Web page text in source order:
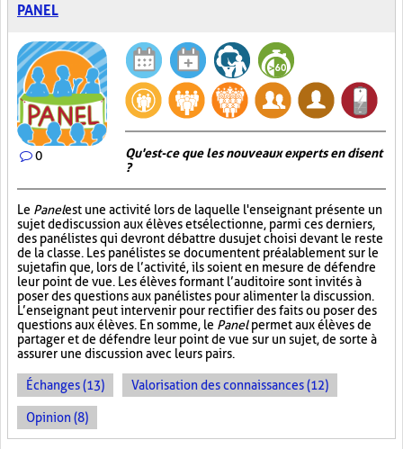
PANEL
0
Qu'est-ce que les nouveaux experts en disent
?
Le Panelest une activité lors de laquelle l'enseignant présente un
sujet de discussion aux élèves et sélectionne, parmi ces derniers,
des panélistes qui devront débattre du sujet choisi devant le reste
de la classe. Les panélistes se documentent préalablement sur le
sujet afin que, lors de l’activité, ils soient en mesure de défendre
leur point de vue. Les élèves formant l’auditoire sont invités à
poser des questions aux panélistes pour alimenter la discussion.
L’enseignant peut intervenir pour rectifier des faits ou poser des
questions aux élèves. En somme, le Panelpermet aux élèves de
partager et de défendre leur point de vue sur un sujet, de sorte à
assurer une discussion avec leurs pairs.
Échanges (13) Valorisation des connaissances (12)
Opinion (8)